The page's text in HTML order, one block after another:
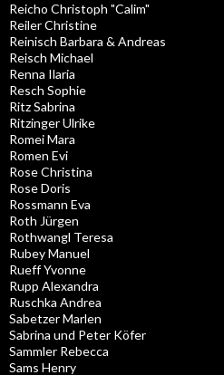
Reicho Christoph "Calim"
Reiler Christine
Reinisch Barbara & Andreas
Reisch Michael
Renna Ilaria
Resch Sophie
Ritz Sabrina
Ritzinger Ulrike
Romei Mara
Romen Evi
Rose Christina
Rose Doris
Rossmann Eva
Roth Jürgen
Rothwangl Teresa
Rubey Manuel
Rueff Yvonne
Rupp Alexandra
Ruschka Andrea
Sabetzer Marlen
Sabrina und Peter Köfer
Sammler Rebecca
Sams Henry